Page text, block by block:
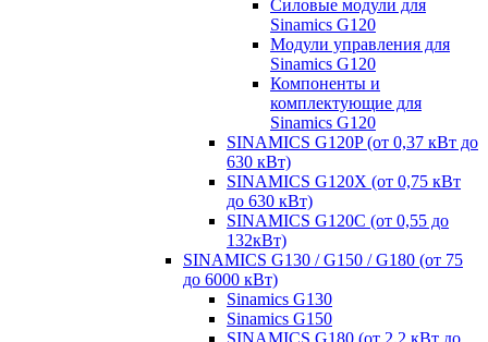
Силовые модули для
Sinamics G120
Модули управления для
Sinamics G120
Компоненты и
комплектующие для
Sinamics G120
SINAMICS G120P (от 0,37 кВт до
630 кВт)
SINAMICS G120X (от 0,75 кВт
до 630 кВт)
SINAMICS G120C (от 0,55 до
132кВт)
SINAMICS G130 / G150 / G180 (от 75
до 6000 кВт)
Sinamics G130
Sinamics G150
SINAMICS G180 (от 2,2 кВт до